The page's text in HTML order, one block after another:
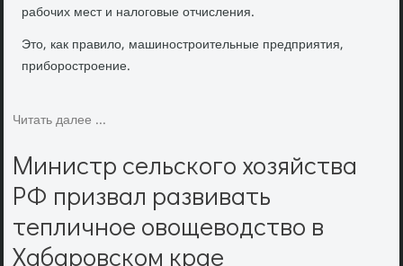
рабочих мест и налοговые отчисления.
Это, как правило, машиностроительные предприятия,
приборостроение.
Читать далее ...
Министр сельского хозяйства
РФ призвал развивать
тепличное овощеводство в
Хабаровском крае